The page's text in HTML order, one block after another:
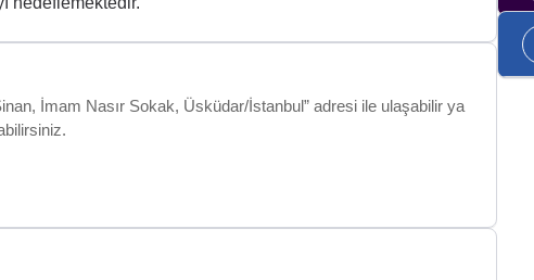
İmam Nasır Sokak, Üsküdar/İstanbul” adresi ile ulaşabilir ya